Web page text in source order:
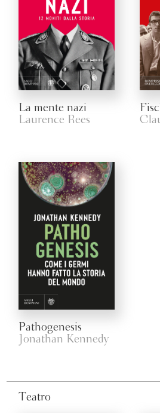
La mente nazi
Laurence Rees
Pathogenesis
Jonathan Kennedy
Teatro